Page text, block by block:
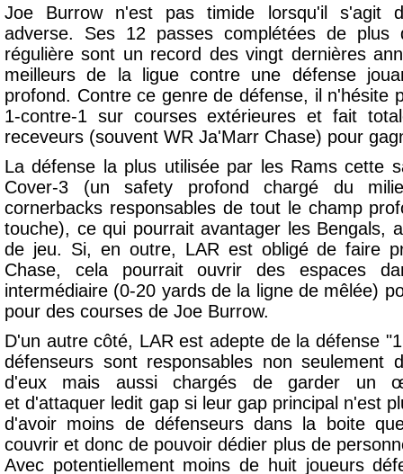
Joe Burrow n'est pas timide lorsqu'il s'agit
adverse. Ses 12 passes complétées de
régulière sont un record des vingt dernières
meilleurs de la ligue contre une défense
profond. Contre ce genre de défense, il n'hésite
1-contre-1 sur courses extérieures et fait
receveurs (souvent WR Ja'Marr Chase) pour
La défense la plus utilisée par les Rams cette
Cover-3 (un safety profond chargé du
cornerbacks responsables de tout le champ
touche), ce qui pourrait avantager les Bengals,
de jeu. Si, en outre, LAR est obligé de faire
Chase, cela pourrait ouvrir des espaces
intermédiaire (0-20 yards de la ligne de mêlée)
pour des courses de Joe Burrow.
D'un autre côté, LAR est adepte de la défense
défenseurs sont responsables non seulement
d'eux mais aussi chargés de garder un
et d'attaquer ledit gap si leur gap principal n'est
d'avoir moins de défenseurs dans la boite
couvrir et donc de pouvoir dédier plus de
Avec potentiellement moins de huit joueurs